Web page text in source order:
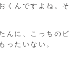
くんですよね。そ
んに、こっちのビ
ったいない。